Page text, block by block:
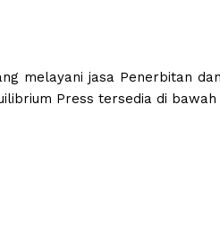
melayani jasa Penerbitan
Press tersedia di bawah